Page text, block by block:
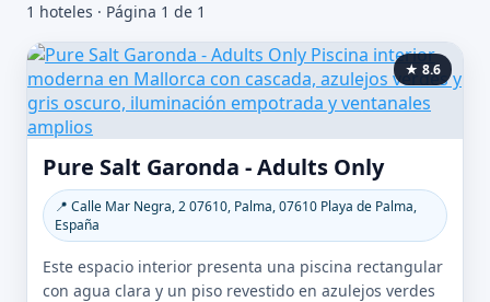
1 hoteles · Página 1 de 1
★ 8.6
Pure Salt Garonda - Adults Only
📍 Calle Mar Negra, 2 07610, Palma, 07610 Playa de Palma,
España
Este espacio interior presenta una piscina rectangular
con agua clara y un piso revestido en azulejos verdes